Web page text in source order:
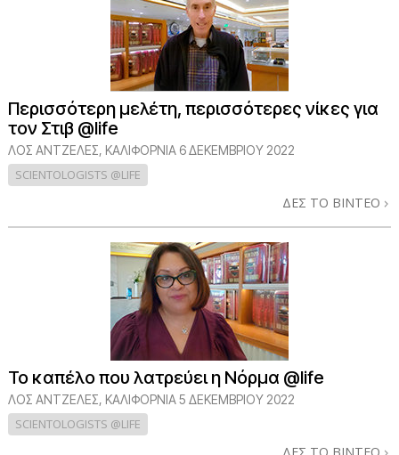
Περισσότερη μελέτη, περισσότερες νίκες για
τον Στιβ @life
ΛΟΣ ΆΝΤΖΕΛΕΣ, ΚΑΛΙΦΌΡΝΙΑ 6 ΔΕΚΕΜΒΡΙΟΥ 2022
SCIENTOLOGISTS @LIFE
ΔΕΣ ΤΟ ΒΙΝΤΕΟ
Το καπέλο που λατρεύει η Νόρμα @life
ΛΟΣ ΆΝΤΖΕΛΕΣ, ΚΑΛΙΦΌΡΝΙΑ5 ΔΕΚΕΜΒΡΙΟΥ 2022
SCIENTOLOGISTS @LIFE